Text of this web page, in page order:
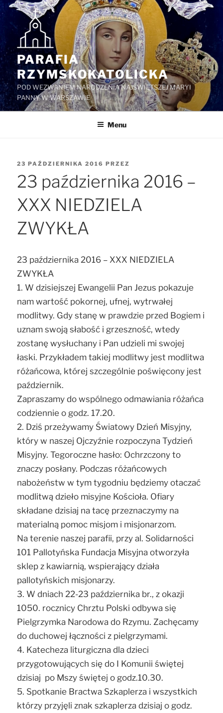
Przejdź
treści
PARAFIA
RZYMSKOKATOLICKA
POD WEZWANIEM NARODZENIA NAJŚWIĘTSZEJ MARYI
PANNY W WARSZAWIE
Menu
OPUBLIKOWANE
23 PAŹDZIERNIKA 2016 PRZEZ
23 października 2016 –
XXX NIEDZIELA
ZWYKŁA
23 października 2016 – XXX NIEDZIELA
ZWYKŁA
1. W dzisiejszej Ewangelii Pan Jezus pokazuje
nam wartość pokornej, ufnej, wytrwałej
modlitwy. Gdy stanę w prawdzie przed Bogiem i
uznam swoją słabość i grzeszność, wtedy
zostanę wysłuchany i Pan udzieli mi swojej
łaski. Przykładem takiej modlitwy jest modlitwa
różańcowa, której szczególnie poświęcony jest
październik.
Zapraszamy do wspólnego odmawiania różańca
codziennie o godz. 17.20.
2. Dziś przeżywamy Światowy Dzień Misyjny,
który w naszej Ojczyźnie rozpoczyna Tydzień
Misyjny. Tegoroczne hasło: Ochrzczony to
znaczy posłany. Podczas różańcowych
nabożeństw w tym tygodniu będziemy otaczać
modlitwą dzieło misyjne Kościoła. Ofiary
składane dzisiaj na tacę przeznaczymy na
materialną pomoc misjom i misjonarzom.
Na terenie naszej parafii, przy al. Solidarności
101 Pallotyńska Fundacja Misyjna otworzyła
sklep z kawiarnią, wspierający działa
pallotyńskich misjonarzy.
3. W dniach 22-23 października br., z okazji
1050. rocznicy Chrztu Polski odbywa się
Pielgrzymka Narodowa do Rzymu. Zachęcamy
do duchowej łączności z pielgrzymami.
4. Katecheza liturgiczna dla dzieci
przygotowujących się do I Komunii świętej
dzisiaj po Mszy świętej o godz.10.30.
5. Spotkanie Bractwa Szkaplerza i wszystkich
którzy przyjęli znak szkaplerza dzisiaj o godz.